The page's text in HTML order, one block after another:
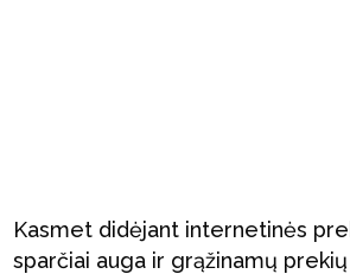
Kasmet didėjant internetinės
sparčiai auga ir grąžinamų prekių